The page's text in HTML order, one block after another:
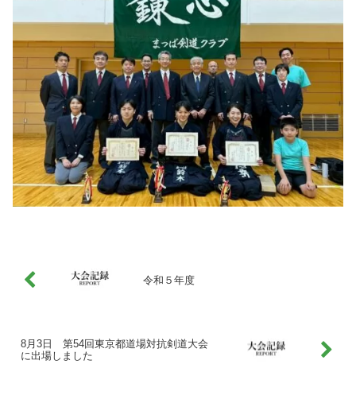
令和５年度
8月3日 第54回東京都道場対抗剣道大会
に出場しました